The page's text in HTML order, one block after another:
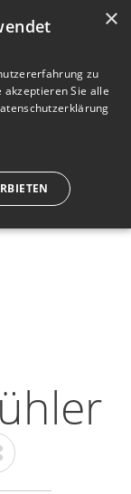
Registrieren
e
n
ü
×
zu
akzeptieren Sie alle